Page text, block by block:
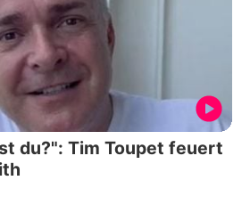
du?": Tim Toupet feuert